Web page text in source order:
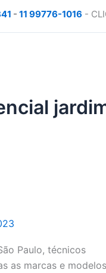
- 11 99776-1016 -
Paulo, técnicos
as marcas e